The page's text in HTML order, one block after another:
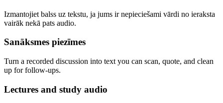
Izmantojiet balss uz tekstu, ja jums ir nepieciešami vārdi no ieraksta
vairāk nekā pats audio.
Sanāksmes piezīmes
Turn a recorded discussion into text you can scan, quote, and clean
up for follow-ups.
Lectures and study audio